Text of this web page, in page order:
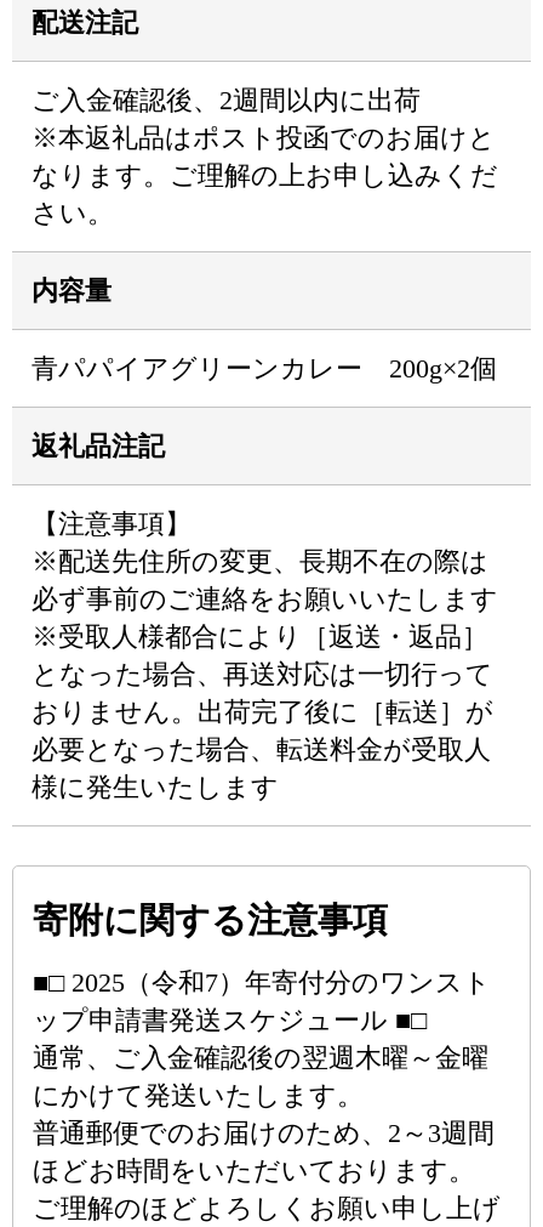
配送注記
ご入金確認後、2週間以内に出荷
※本返礼品はポスト投函でのお届けと
なります。ご理解の上お申し込みくだ
さい。
内容量
青パパイアグリーンカレー 200g×2個
返礼品注記
【注意事項】
※配送先住所の変更、長期不在の際は
必ず事前のご連絡をお願いいたします
※受取人様都合により［返送・返品］
となった場合、再送対応は一切行って
おりません。出荷完了後に［転送］が
必要となった場合、転送料金が受取人
様に発生いたします
寄附に関する注意事項
■□ 2025（令和7）年寄付分のワンスト
ップ申請書発送スケジュール ■□
通常、ご入金確認後の翌週木曜～金曜
にかけて発送いたします。
普通郵便でのお届けのため、2～3週間
ほどお時間をいただいております。
ご理解のほどよろしくお願い申し上げ